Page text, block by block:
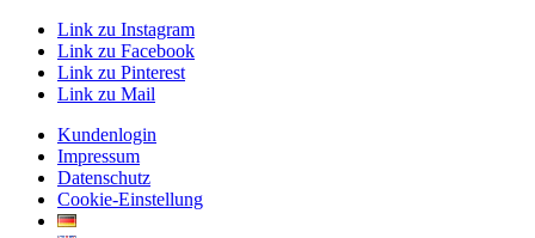
Link zu Instagram
Link zu Facebook
Link zu Pinterest
Link zu Mail
Kundenlogin
Impressum
Datenschutz
Cookie-Einstellung